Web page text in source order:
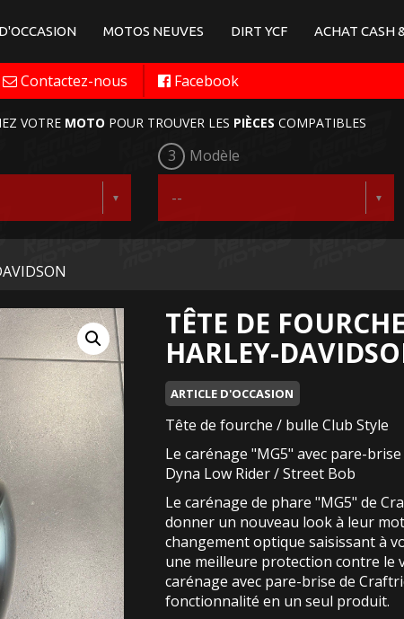
MOTOS NEUVES DIRT YCF ACHAT CASH
Contactez-nous Facebook
VOTRE MOTO POUR TROUVER LES PIÈCES COMPATIBLES
3 Modèle
TÊTE DE
HARLEY-
ARTICLE D'OCCASION
Tête de fourche / bulle Club Style
Le carénage "MG5" avec pare-
Dyna Low Rider / Street Bob
Le carénage de phare "MG5" de
donner un nouveau look à leur
changement optique saisissant à
une meilleure protection contre le
carénage avec pare-brise de
fonctionnalité en un seul produit.